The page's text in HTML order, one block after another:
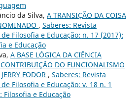
da Silva, A TRANSIÇÃO DA COISA
, Saberes: Revista
Filosofia e Educação: n. 17 (2017):
e Educação
A BASE LÓGICA DA CIÊNCIA
DO FUNCIONALISMO
FODOR , Saberes: Revista
Filosofia e Educação: v. 18 n. 1
Filosofia e Educação